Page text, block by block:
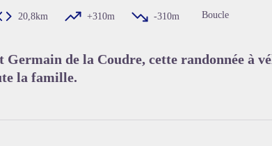
20,8km +310m -310m Boucle
Germain de la Coudre, cette randonnée à
la famille.